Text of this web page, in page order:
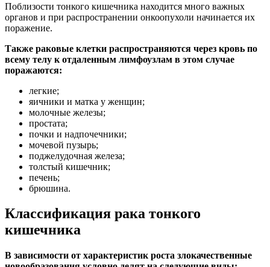
Поблизости тонкого кишечника находится много важных
органов и при распространении онкоопухоли начинается их
поражение.
Также раковые клетки распространяются через кровь по
всему телу к отдаленным лимфоузлам в этом случае
поражаются:
легкие;
яичники и матка у женщин;
молочные железы;
простата;
почки и надпочечники;
мочевой пузырь;
поджелудочная железа;
толстый кишечник;
печень;
брюшина.
Классификация рака тонкого
кишечника
В зависимости от характеристик роста злокачественные